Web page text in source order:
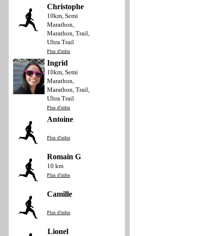
Christophe
10km, Semi
Marathon,
Marathon, Trail,
Ultra Trail
Plus d'infos
Ingrid
10km, Semi
Marathon,
Marathon, Trail,
Ultra Trail
Plus d'infos
Antoine
Plus d'infos
Romain G
10 km
Plus d'infos
Camille
Plus d'infos
Lionel